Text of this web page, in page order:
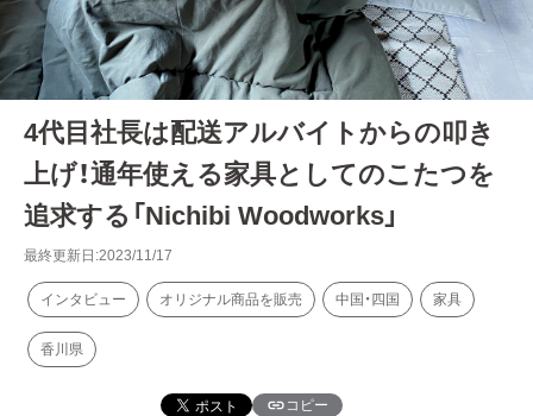
4代目社長は配送アルバイトからの叩き
上げ！通年使える家具としてのこたつを
追求する「Nichibi Woodworks」
最終更新日:2023/11/17
インタビュー オリジナル商品を販売 中国・四国 家具
香川県
コピー